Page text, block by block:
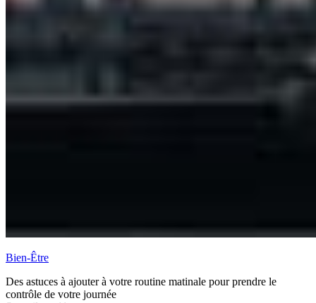
Bien-Être
Des astuces à ajouter à votre routine matinale pour prendre le
contrôle de votre journée